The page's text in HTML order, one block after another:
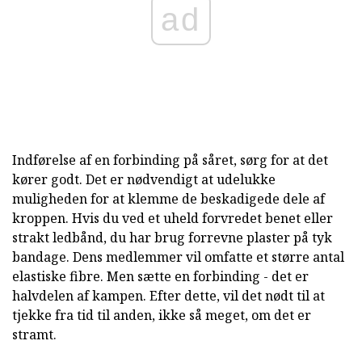
ad
Indførelse af en forbinding på såret, sørg for at det
kører godt. Det er nødvendigt at udelukke
muligheden for at klemme de beskadigede dele af
kroppen. Hvis du ved et uheld forvredet benet eller
strakt ledbånd, du har brug forrevne plaster på tyk
bandage. Dens medlemmer vil omfatte et større antal
elastiske fibre. Men sætte en forbinding - det er
halvdelen af kampen. Efter dette, vil det nødt til at
tjekke fra tid til anden, ikke så meget, om det er
stramt.